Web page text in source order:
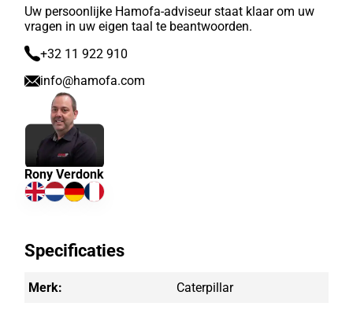
Uw persoonlijke Hamofa-adviseur staat klaar om uw
vragen in uw eigen taal te beantwoorden.
+32 11 922 910
info@hamofa.com
Rony Verdonk
Specificaties
Merk: Caterpillar